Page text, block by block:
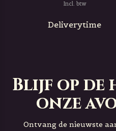
Incl. btw
Deliverytime
Blijf op de
onze
Ontvang de nieuwste